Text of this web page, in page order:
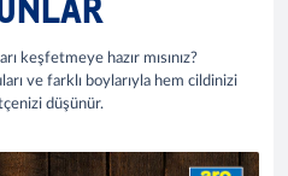
keşfetmeye hazır mısınız?
ve farklı boylarıyla hem cildinizi
düşünür.